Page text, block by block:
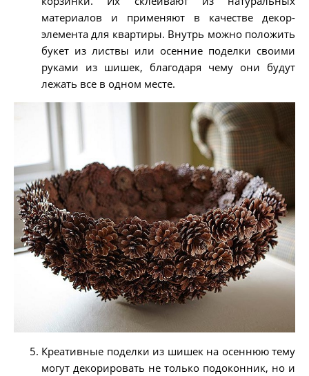
материалов и применяют в качестве декор-
элемента для квартиры. Внутрь можно положить
букет из листвы или осенние поделки своими
руками из шишек, благодаря чему они будут
лежать все в одном месте.
Креативные поделки из шишек на осеннюю тему
могут декорировать не только подоконник, но и